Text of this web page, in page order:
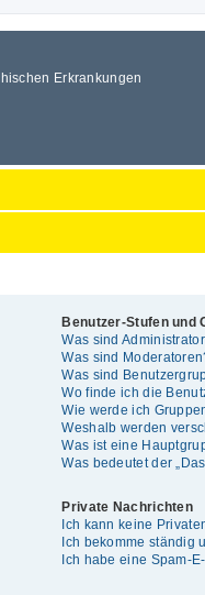
Erkrankungen
Benutzer-Stufen und
Was sind
Was sind
Was sind
Wo finde ich die
Wie werde ich
Weshalb werden
Was ist eine
Was bedeutet der
Private Nachrichten
Ich kann keine
Ich bekomme ständig
Ich habe eine Spam-